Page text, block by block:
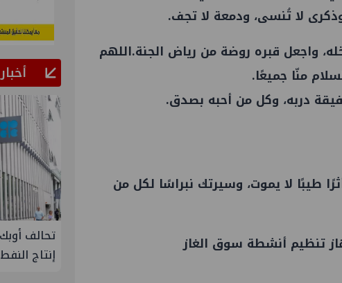
لا تُنسى، ودمعة لا تجف.
واجعل قبره روضة من رياض الجنة.اللهم
منّا جميعًا.
دربه، وكل من أحبه بصدق.
طيبًا لا يموت، وسيرتك نبراسًا لكل من
تنظيم أنشطة سوق الغاز
أخبار
مصنع ووتك لإنتاج
تحالف أوبك+ يتفق على زيادة طفيفة في
إنتاج النفط خلال سبتمبر